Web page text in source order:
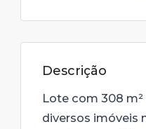
Descrição
Lote com 308 m²
diversos imóveis